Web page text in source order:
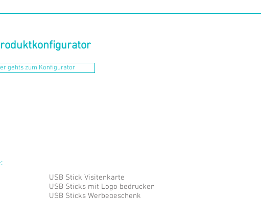
gehts zum Konfigurator
USB Stick Visitenkarte
USB Sticks mit Logo bedrucken
USB Sticks Werbegeschenk